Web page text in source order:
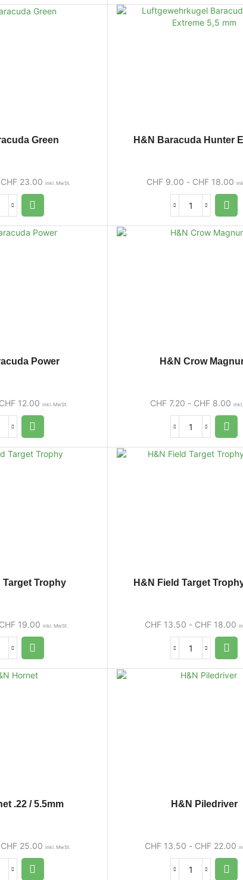
Green
CHF23.00 inkl. MwSt.
H&N Baracuda Hunter
CHF 9.00 - CHF 18.00
Power
CHF 12.00 inkl. MwSt.
H&N Crow
CHF7.20 - CHF8.00
Target Trophy
CHF19.00 inkl. MwSt.
H&N Field Target
CHF13.50 - CHF18.00
.22 / 5.5mm
CHF25.00 inkl. MwSt.
H&N Piledriver
CHF13.50 - CHF22.00